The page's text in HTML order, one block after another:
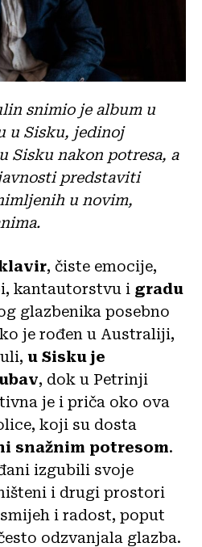
snimio je album u
u Sisku, jedinoj
Sisku nakon potresa, a
predstaviti
u novim,
, čiste emocije,
kantautorstvu i gradu
glazbenika posebno
je rođen u Australiji,
u Sisku je
, dok u Petrinji
je i priča oko ova
koji su dosta
snažnim potresom.
izgubili svoje
i drugi prostori
i radost, poput
odzvanjala glazba.